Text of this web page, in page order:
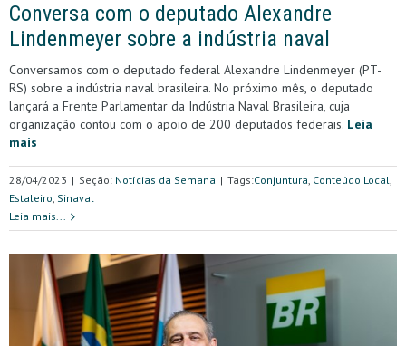
Conversa com o deputado Alexandre
Lindenmeyer sobre a indústria naval
Conversamos com o deputado federal Alexandre Lindenmeyer (PT-
RS) sobre a indústria naval brasileira. No próximo mês, o deputado
lançará a Frente Parlamentar da Indústria Naval Brasileira, cuja
organização contou com o apoio de 200 deputados federais. Leia
mais
28/04/2023 | Seção: Notícias da Semana | Tags:Conjuntura, Conteúdo Local,
Estaleiro, Sinaval
Leia mais...